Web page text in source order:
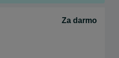
Za darmo